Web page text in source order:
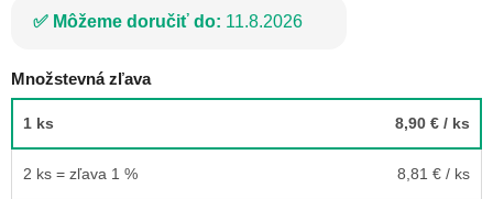
Môžeme doručiť do: 11.8.2026
Množstevná zľava
1 ks 8,90 € / ks
2 ks = zľava 1 % 8,81 € / ks